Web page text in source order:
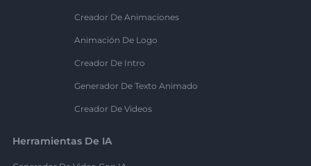
Creador De Animaciones
Animación De Logo
Creador De Intro
Generador De Texto Animado
Creador De Videos
Herramientas De IA